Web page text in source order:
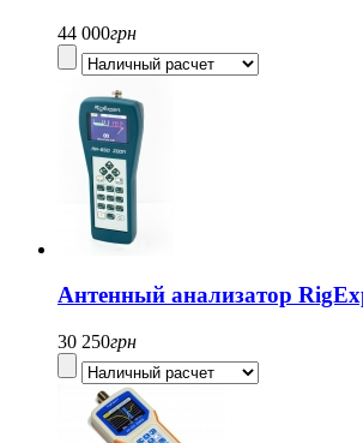
44 000грн
Антенный анализатор
30 250грн